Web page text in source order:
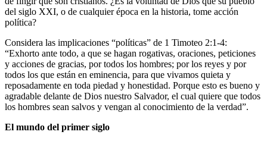
del siglo XXI, o de cualquier época en la historia, tome acción
política?
Considera las implicaciones “políticas” de 1 Timoteo 2:1-4:
“Exhorto ante todo, a que se hagan rogativas, oraciones, peticiones
y acciones de gracias, por todos los hombres; por los reyes y por
todos los que están en eminencia, para que vivamos quieta y
reposadamente en toda piedad y honestidad. Porque esto es bueno y
agradable delante de Dios nuestro Salvador, el cual quiere que todos
los hombres sean salvos y vengan al conocimiento de la verdad”.
El mundo del primer siglo